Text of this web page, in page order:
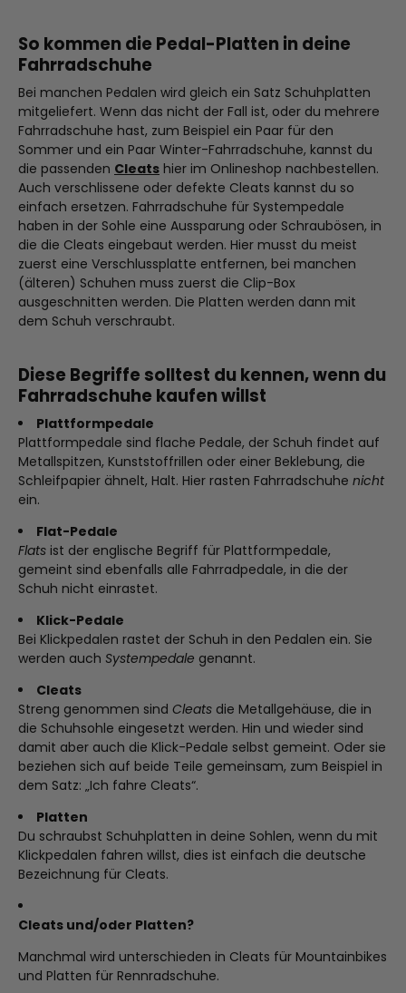
So kommen die Pedal-Platten in deine
Fahrradschuhe
Bei manchen Pedalen wird gleich ein Satz Schuhplatten
mitgeliefert. Wenn das nicht der Fall ist, oder du mehrere
Fahrradschuhe hast, zum Beispiel ein Paar für den
Sommer und ein Paar Winter-Fahrradschuhe, kannst du
die passenden Cleats hier im Onlineshop nachbestellen.
Auch verschlissene oder defekte Cleats kannst du so
einfach ersetzen. Fahrradschuhe für Systempedale
haben in der Sohle eine Aussparung oder Schraubösen, in
die die Cleats eingebaut werden. Hier musst du meist
zuerst eine Verschlussplatte entfernen, bei manchen
(älteren) Schuhen muss zuerst die Clip-Box
ausgeschnitten werden. Die Platten werden dann mit
dem Schuh verschraubt.
Diese Begriffe solltest du kennen, wenn du
Fahrradschuhe kaufen willst
Plattformpedale
Plattformpedale sind flache Pedale, der Schuh findet auf
Metallspitzen, Kunststoffrillen oder einer Beklebung, die
Schleifpapier ähnelt, Halt. Hier rasten Fahrradschuhe nicht
ein.
Flat-Pedale
Flats ist der englische Begriff für Plattformpedale,
gemeint sind ebenfalls alle Fahrradpedale, in die der
Schuh nicht einrastet.
Klick-Pedale
Bei Klickpedalen rastet der Schuh in den Pedalen ein. Sie
werden auch Systempedale genannt.
Cleats
Streng genommen sind Cleats die Metallgehäuse, die in
die Schuhsohle eingesetzt werden. Hin und wieder sind
damit aber auch die Klick-Pedale selbst gemeint. Oder sie
beziehen sich auf beide Teile gemeinsam, zum Beispiel in
dem Satz: „Ich fahre Cleats“.
Platten
Du schraubst Schuhplatten in deine Sohlen, wenn du mit
Klickpedalen fahren willst, dies ist einfach die deutsche
Bezeichnung für Cleats.
Cleats und/oder Platten?
Manchmal wird unterschieden in Cleats für Mountainbikes
und Platten für Rennradschuhe.